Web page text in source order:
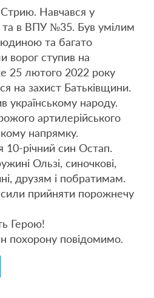
Навчався у
та в ВПУ №35. Був умілим
та багато
ворог ступив на
25 лютого 2022 року
на захист Батьківщини.
українському народу.
артилерійського
напрямку.
10-річний син Остап.
Ользі, синочкові,
друзям і побратимам.
прийняти порожнечу
Герою!
похорону повідомимо.